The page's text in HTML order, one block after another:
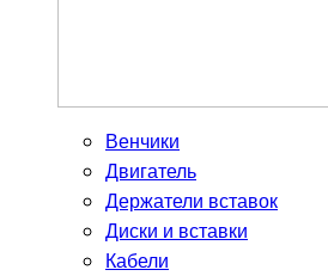
Венчики
Двигатель
Держатели вставок
Диски и вставки
Кабели